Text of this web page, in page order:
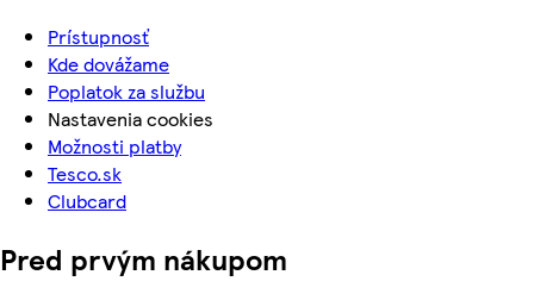
Prístupnosť
Kde dovážame
Poplatok za službu
Nastavenia cookies
Možnosti platby
Tesco.sk
Clubcard
Pred prvým nákupom